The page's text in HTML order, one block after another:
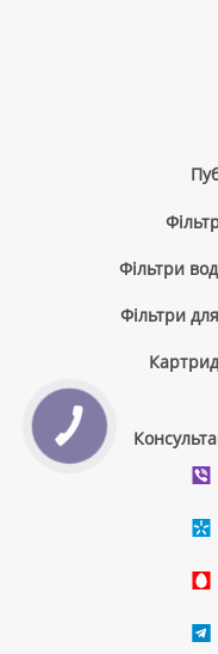
Фільтри
Фільтри
КНОПКА
ЗВ'ЯЗКУ